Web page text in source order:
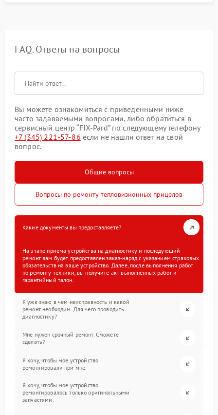
FAQ. Ответы на вопросы
Вы можете ознакомиться с приведенными ниже
часто задаваемыми вопросами, либо обратиться в
сервисный центр “FIX-Pard” по следующему телефону
+7 (345) 221-57-86 если не нашли ответ на свой
вопрос.
Общие вопросы
Вопросы по ремонту тепловизионных прицелов
Какие документы вы предоставляете?
На этапе приема устройства на диагностику и последующий
ремонт вам будет предоставлен заказ-наряд с указанием страховых
обязательств на ваше устройство. Далее, после выполнения работ
по ремонту техники, вы получите акт выполненных работ и
гарантийный талон.
Я уже знаю в чем неисправность и какой
ремонт необходим. Для чего проводить
диагностику?
Мне нужен срочный ремонт. Сможете
сделать?
Я хочу, чтобы мое устройство
ремонтировали при мне.
Я хочу, чтобы мое устройство
ремонтировалось только оригинальными
запчастями.